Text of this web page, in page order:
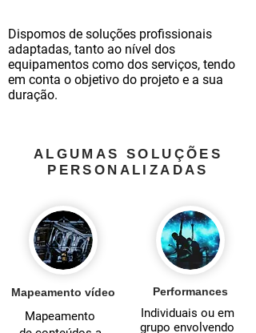
Dispomos de soluções profissionais
adaptadas, tanto ao nível dos
equipamentos como dos serviços, tendo
em conta o objetivo do projeto e a sua
duração.
ALGUMAS SOLUÇÕES
PERSONALIZADAS
Mapeamento vídeo
Mapeamento
Performances
Individuais ou em
grupo envolvendo